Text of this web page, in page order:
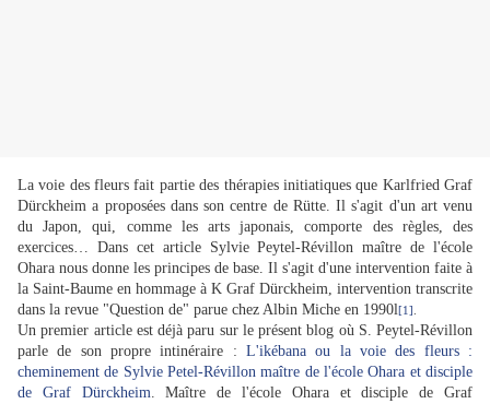
La voie des fleurs fait partie des thérapies initiatiques que Karlfried Graf
Dürckheim a proposées dans son centre de Rütte. Il s'agit d'un art venu
du Japon, qui, comme les arts japonais, comporte des règles, des
exercices… Dans cet article Sylvie Peytel-Révillon maître de l'école
Ohara nous donne les principes de base. Il s'agit d'une intervention faite à
la Saint-Baume en hommage à K Graf Dürckheim, intervention transcrite
dans la revue "Question de" parue chez Albin Miche en 1990l[1]
Un premier article est déjà paru sur le présent blog où S. Peytel-Révillon
parle de son propre intinéraire : L'ikébana ou la voie des fleurs :
cheminement de Sylvie Petel-Révillon maître de l'école Ohara et disciple
de Graf Dürckheim. Maître de l'école Ohara et disciple de Graf